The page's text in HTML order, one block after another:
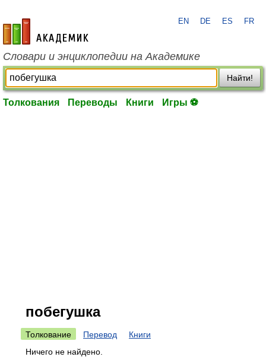
academic.ru
EN DE ES FR
Словари и энциклопедии на Академике
Найти!
Толкования Переводы Книги Игры ⚽
побегушка
Толкование Перевод
Книги
Ничего не найдено.